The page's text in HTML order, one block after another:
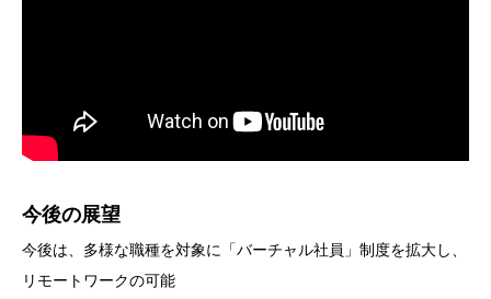
今後の展望
今後は、多様な職種を対象に「バーチャル社員」制度を拡大し、
リモートワークの可能